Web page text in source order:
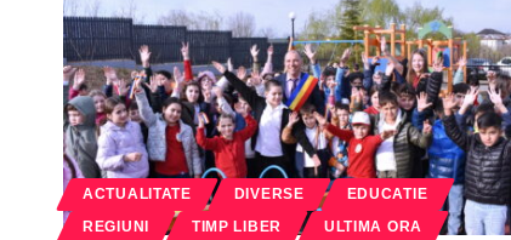
ACTUALITATE DIVERSE EDUCATIE
REGIUNI TIMP LIBER ULTIMA ORA